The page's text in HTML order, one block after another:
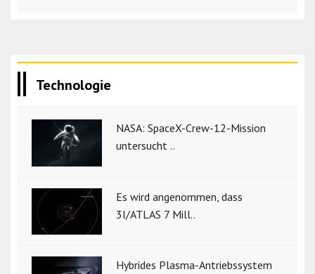
Technologie
NASA: SpaceX-Crew-12-Mission
untersucht ..
Es wird angenommen, dass
3I/ATLAS 7 Mill..
Hybrides Plasma-Antriebssystem